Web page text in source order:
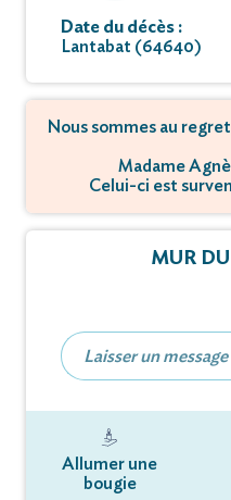
Date du décès :
Lantabat (64640)
Nous sommes au
Madame
Celui-ci est
MUR
Allumer une
bougie